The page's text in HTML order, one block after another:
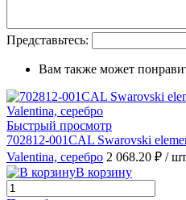
Представьтесь:
Вам также может
Быстрый просмотр
702812-001CAL Swarovski
Valentina, серебро 2 068.20 ₽ / шт
В корзину